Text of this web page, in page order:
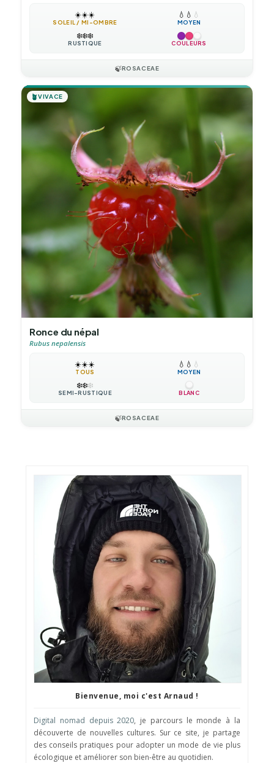
☀️☀️☀️
SOLEIL / MI-OMBRE
💧 💧 💧
MOYEN
❄️❄️❄️
RUSTIQUE COULEURS
🍃ROSACEAE
🪴VIVACE
Ronce du népal
Rubus nepalensis
☀️☀️☀️
TOUS
💧 💧 💧
MOYEN
❄️❄️❄️
SEMI-RUSTIQUE BLANC
🍃ROSACEAE
Bienvenue, moi c'est Arnaud !
Digital nomad depuis 2020, je parcours le monde à la
découverte de nouvelles cultures. Sur ce site, je partage
des conseils pratiques pour adopter un mode de vie plus
écologique et améliorer son bien-être au quotidien.